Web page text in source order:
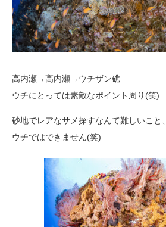
高内瀬→高内瀬→ウチザン礁
ウチにとっては素敵なポイント周り(笑)
砂地でレアなサメ探すなんて難しいこと、
ウチではできません(笑)